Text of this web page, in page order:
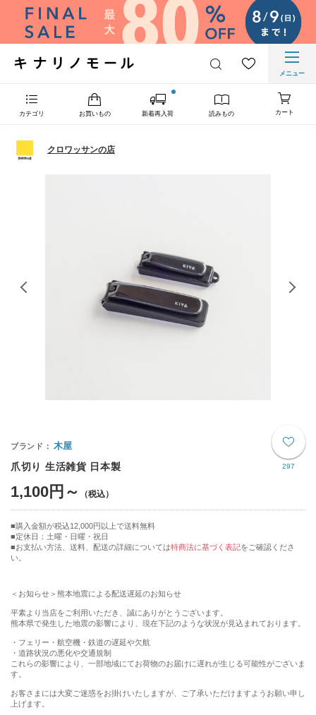
メニュー
カテゴリ お買いもの 新着再入荷 読みもの カート
クロワッサンの店
297
木屋
爪切り 生活雑貨 日本製
1,100円～
購入金額が税込12,000円以上で送料無料
定休日：土曜・日曜・祝日
■お支払い方法、送料、配送の詳細については特商法に基づく表記をご確認くださ
い。
＜お知らせ＞熊本地震による配送遅延のお知らせ
平素より当店をご利用いただき、誠にありがとうございます。
熊本県で発生した地震の影響により、現在下記のような状況が見込まれております。
・フェリー・航空機・鉄道の遅延や欠航
・道路状況の悪化や交通規制
これらの影響により、一部地域にてお荷物のお届けに遅れが生じる可能性がございま
す。
お客さまには大変ご迷惑をお掛けいたしますが、ご了承いただけますようお願い申し
上げます。